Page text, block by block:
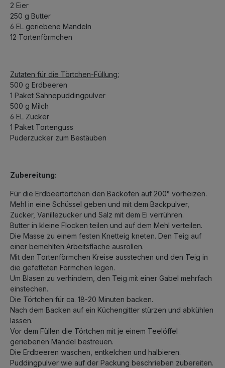
2 Eier
250 g Butter
6 EL geriebene Mandeln
12 Tortenförmchen
Zutaten für die Törtchen-Füllung:
500 g Erdbeeren
1 Paket Sahnepuddingpulver
500 g Milch
6 EL Zucker
1 Paket Tortenguss
Puderzucker zum Bestäuben
Zubereitung:
Für die Erdbeertörtchen den Backofen auf 200° vorheizen.
Mehl in eine Schüssel geben und mit dem Backpulver,
Zucker, Vanillezucker und Salz mit dem Ei verrühren.
Butter in kleine Flocken teilen und auf dem Mehl verteilen.
Die Masse zu einem festen Knetteig kneten. Den Teig auf
einer bemehlten Arbeitsfläche ausrollen.
Mit den Tortenförmchen Kreise ausstechen und den Teig in
die gefetteten Förmchen legen.
Um Blasen zu verhindern, den Teig mit einer Gabel mehrfach
einstechen.
Die Törtchen für ca. 18-20 Minuten backen.
Nach dem Backen auf ein Küchengitter stürzen und abkühlen
lassen.
Vor dem Füllen die Törtchen mit je einem Teelöffel
geriebenen Mandel bestreuen.
Die Erdbeeren waschen, entkelchen und halbieren.
Puddingpulver wie auf der Packung beschrieben zubereiten.